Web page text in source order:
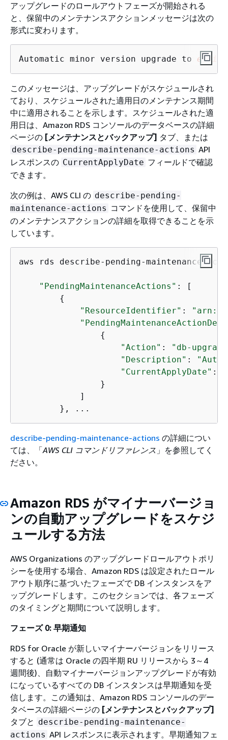
アップグレードのロールアウトフェーズが開始される
と、保留中のメンテナンスアクションメッセージは次の
形式に変わります。
Automatic minor version upgrade to
このメッセージは、アップグレードがスケジュールされ
ており、スケジュールされた適用日のメンテナンス期間
中に適用されることを示します。スケジュールされた適
用日は、Amazon RDS コンソールのデータベースの詳細
ページの [メンテナンスとバックアップ] タブ、または
describe-pending-maintenance-actions API
レスポンスの CurrentApplyDate フィールドで確認
できます。
次の例は、AWS CLI の describe-pending-
maintenance-actions コマンドを使用して、保留中
のメンテナンスアクションの詳細を取得できることを示
しています。
aws rds describe-pending-maintenance-
"PendingMaintenanceActions" : [
{
"ResourceIdentifier" :
{
"Action" :
"db-
"Description" :
"CurrentApplyDate" :
                }
            ]
        }, ...
describe-pending-maintenance-actions の詳細につい
ては、「AWS CLI コマンドリファレンス 」を参照してく
ださい。
Amazon RDS がマイナーバージョ
ンの自動アップグレードをスケジ
ュールする方法
AWS Organizations のアップグレードロールアウトポリ
シーを使用する場合、Amazon RDS は設定されたロール
アウト順序に基づいたフェーズで DB インスタンスをア
ップグレードします。このセクションでは、各フェーズ
のタイミングと期間について説明します。
フェーズ 0: 早期通知
RDS for Oracle が新しいマイナーバージョンをリリース
すると (通常は Oracle の四半期 RU リリースから 3～4
週間後)、自動マイナーバージョンアップグレードが有効
になっているすべての DB インスタンスは早期通知を受
信します。この通知は、Amazon RDS コンソールのデー
タベースの詳細ページの [メンテナンスとバックアップ]
タブと describe-pending-maintenance-
actions API レスポンスに表示されます。早期通知フェ